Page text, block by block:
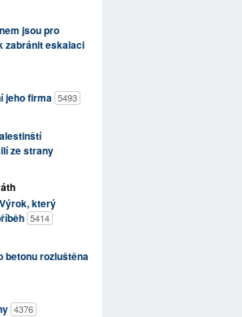
jsou pro
zabránit eskalaci
jeho firma 5493
ze strany
který
5414
betonu rozluštěna
4376